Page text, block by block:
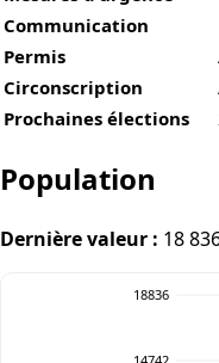
Communication
Permis
Circonscription
Prochaines élections
Population
Dernière valeur : 18
18836